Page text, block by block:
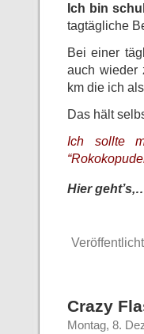
Ich bin
tagtägliche
Bei einer
auch wieder
km die ich als
Das hält
Ich sollte
Hier
Crazy
Montag, 8.